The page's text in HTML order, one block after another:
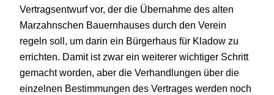
Vertragsentwurf vor, der die Übernahme des alten
Marzahnschen Bauernhauses durch den Verein
regeln soll, um darin ein Bürgerhaus für Kladow zu
errichten. Damit ist zwar ein weiterer wichtiger Schritt
gemacht worden, aber die Verhandlungen über die
einzelnen Bestimmungen des Vertrages werden noch